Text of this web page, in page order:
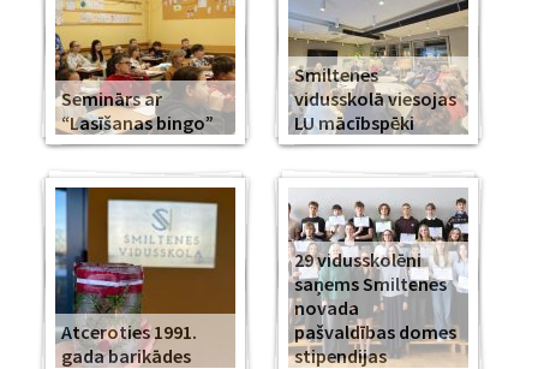
Seminārs ar
“Lasīšanas bingo”
Smiltenes
vidusskolā viesojas
LU mācībspēki
Atceroties 1991.
gada barikādes
29 vidusskolēni
saņems Smiltenes
novada
pašvaldības domes
stipendijas